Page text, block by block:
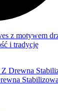
Z Drewna